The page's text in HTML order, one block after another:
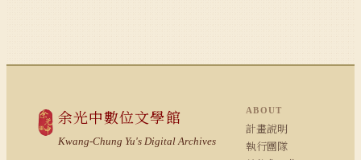
余光中數位文學館
Kwang-Chung Yu's Digital Archives
ABOUT
計畫說明
執行團隊